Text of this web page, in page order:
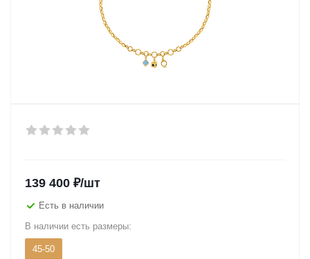
139 400 ₽/шт
Есть в наличии
В наличии есть размеры:
45-50